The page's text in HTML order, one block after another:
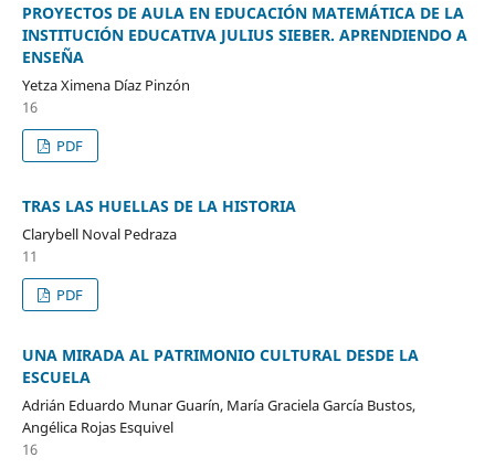
PROYECTOS DE AULA EN EDUCACIÓN MATEMÁTICA DE LA
INSTITUCIÓN EDUCATIVA JULIUS SIEBER. APRENDIENDO A
ENSEÑA
Yetza Ximena Díaz Pinzón
16
PDF
TRAS LAS HUELLAS DE LA HISTORIA
Clarybell Noval Pedraza
11
PDF
UNA MIRADA AL PATRIMONIO CULTURAL DESDE LA
ESCUELA
Adrián Eduardo Munar Guarín, María Graciela García Bustos,
Angélica Rojas Esquivel
16